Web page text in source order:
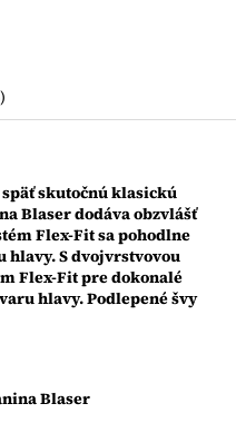
skutočnú klasickú
Blaser dodáva obzvlášť
Flex-Fit sa pohodlne
S dvojvrstvovou
Flex-Fit pre dokonalé
hlavy. Podlepené švy
Blaser